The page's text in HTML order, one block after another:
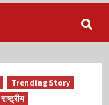
Trending Story
राष्ट्रीय